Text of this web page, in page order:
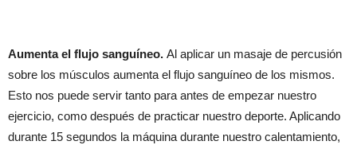
Aumenta el flujo sanguíneo. Al aplicar un masaje de percusión
sobre los músculos aumenta el flujo sanguíneo de los mismos.
Esto nos puede servir tanto para antes de empezar nuestro
ejercicio, como después de practicar nuestro deporte. Aplicando
durante 15 segundos la máquina durante nuestro calentamiento,